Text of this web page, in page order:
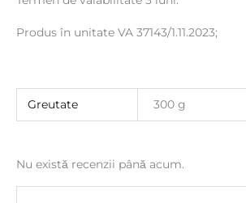
Produs în unitate VA 37143/1.11.2023;
Greutate 300 g
Nu există recenzii până acum.